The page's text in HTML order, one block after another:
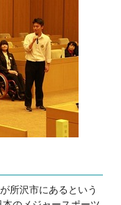
所沢市にあるという